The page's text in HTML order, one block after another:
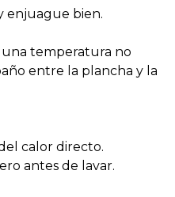
enjuague bien.
temperatura no
entre la plancha y la
calor directo.
antes de lavar.